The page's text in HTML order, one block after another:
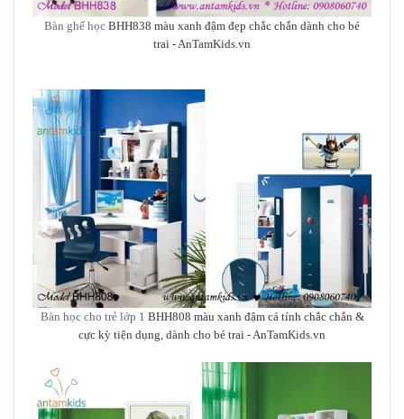
Bàn ghế học BHH838 màu xanh đậm đẹp chắc chắn dành cho bé
trai - AnTamKids.vn
Bàn học cho trẻ lớp 1 BHH808 màu xanh đậm cá tính chắc chắn &
cực kỳ tiện dụng, dành cho bé trai - AnTamKids.vn